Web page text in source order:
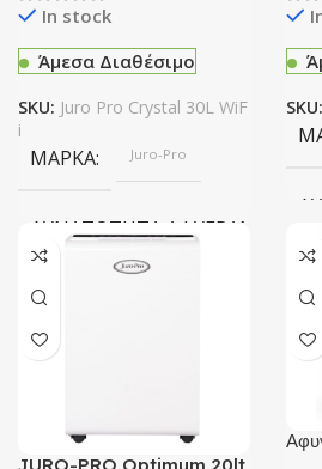
In stock
Άμεσα Διαθέσιμο
SKU: Juro Pro Crystal 30L WiF
i
ΜΆΡΚΑ Juro-Pro
ΔΥΝΑΤΌΤΗΤΑ ΑΦΎΓΡΑΝΣΗΣ
30 L
ΕΎΡΟΣ ΧΏΡΟΥ ΚΆΛΥΨΗΣ
SKU:
16 L